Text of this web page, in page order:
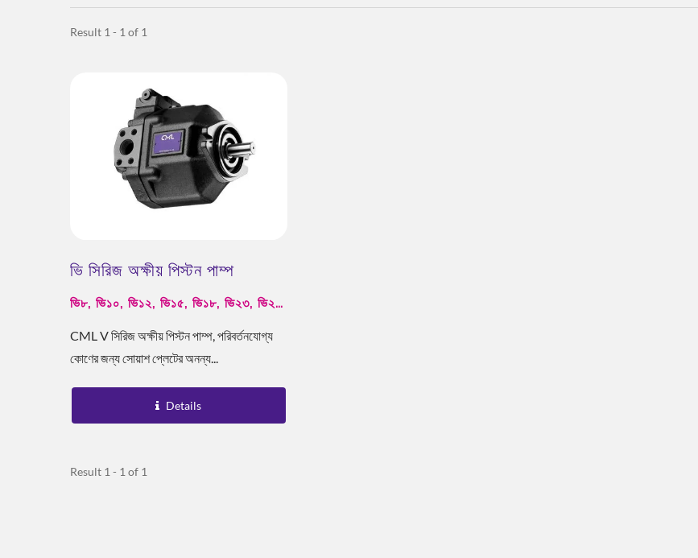
Result 1 - 1 of 1
ভি সিরিজ অক্ষীয় পিস্টন পাম্প
ভি৮, ভি১০, ভি১২, ভি১৫, ভি১৮, ভি২৩, ভি২৫,
CML V সিরিজ অক্ষীয় পিস্টন পাম্প, পরিবর্তনযোগ্য
কোণের জন্য সোয়াশ প্লেটের অনন্য...
Details
Result 1 - 1 of 1
ESG কুলিং সমাধান